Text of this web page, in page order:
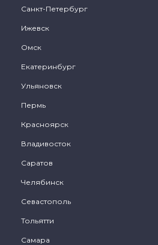
Санкт-Петербург
Ижевск
Омск
Екатеринбург
Ульяновск
Пермь
Красноярск
Владивосток
Саратов
Челябинск
Севастополь
Тольятти
Самара